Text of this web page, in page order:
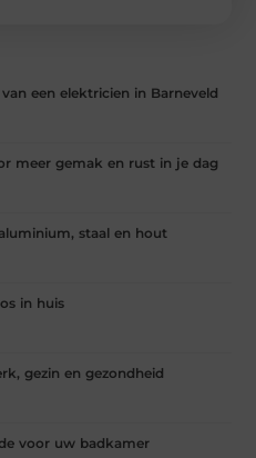
een elektricien in Barneveld
meer gemak en rust in je dag
staal en hout
in huis
gezin en gezondheid
voor uw badkamer